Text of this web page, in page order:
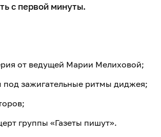
с первой минуты.
от ведущей Марии Мелиховой;
под зажигательные ритмы диджея;
группы «Газеты пишут».